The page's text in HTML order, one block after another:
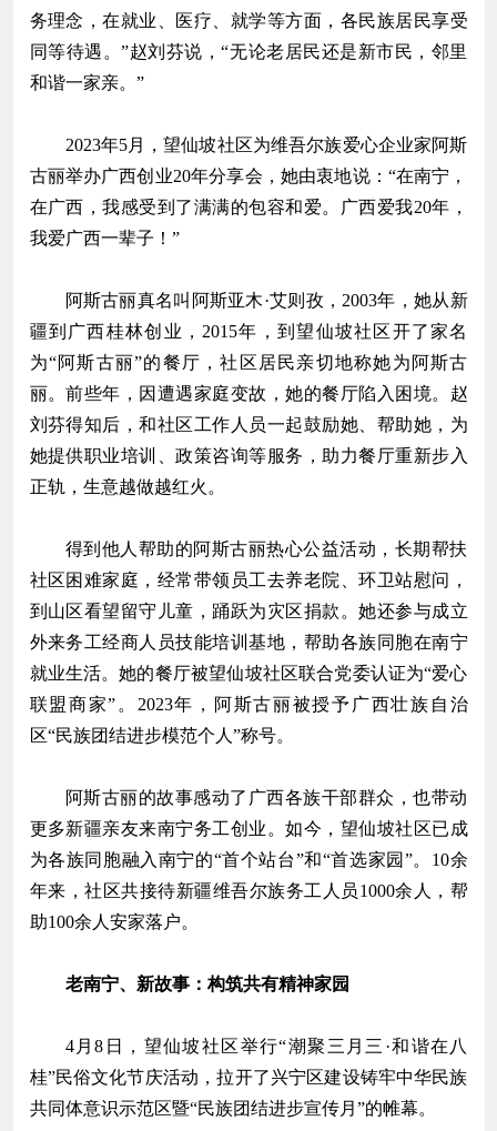
务理念，在就业、医疗、就学等方面，各民族居民享受
同等待遇。”赵刘芬说，“无论老居民还是新市民，邻里
和谐一家亲。”
2023年5月，望仙坡社区为维吾尔族爱心企业家阿斯
古丽举办广西创业20年分享会，她由衷地说：“在南宁，
在广西，我感受到了满满的包容和爱。广西爱我20年，
我爱广西一辈子！”
阿斯古丽真名叫阿斯亚木·艾则孜，2003年，她从新
疆到广西桂林创业，2015年，到望仙坡社区开了家名
为“阿斯古丽”的餐厅，社区居民亲切地称她为阿斯古
丽。前些年，因遭遇家庭变故，她的餐厅陷入困境。赵
刘芬得知后，和社区工作人员一起鼓励她、帮助她，为
她提供职业培训、政策咨询等服务，助力餐厅重新步入
正轨，生意越做越红火。
得到他人帮助的阿斯古丽热心公益活动，长期帮扶
社区困难家庭，经常带领员工去养老院、环卫站慰问，
到山区看望留守儿童，踊跃为灾区捐款。她还参与成立
外来务工经商人员技能培训基地，帮助各族同胞在南宁
就业生活。她的餐厅被望仙坡社区联合党委认证为“爱心
联盟商家”。2023年，阿斯古丽被授予广西壮族自治
区“民族团结进步模范个人”称号。
阿斯古丽的故事感动了广西各族干部群众，也带动
更多新疆亲友来南宁务工创业。如今，望仙坡社区已成
为各族同胞融入南宁的“首个站台”和“首选家园”。10余
年来，社区共接待新疆维吾尔族务工人员1000余人，帮
助100余人安家落户。
老南宁、新故事：构筑共有精神家园
4月8日，望仙坡社区举行“潮聚三月三·和谐在八
桂”民俗文化节庆活动，拉开了兴宁区建设铸牢中华民族
共同体意识示范区暨“民族团结进步宣传月”的帷幕。